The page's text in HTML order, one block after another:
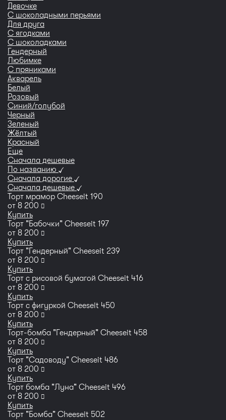
Девочке
С шоколадными перьями
Для друга
С ягодками
С шоколадками
Гендерный
Любимке
С пряниками
Акварель
Белый
Розовый
Синий/голубой
Черный
Зеленый
Жёлтый
Красный
Еще
Сначала дешевые
По названию
Сначала дорогие
Сначала дешевые
Торт мрамор Сheeseit 190
от 8 200 руб
Купить
Торт "Бабочки" Сheeseit 197
от 8 200 руб
Купить
Торт "Гендерный" Cheeseit 239
от 8 200 руб
Купить
Торт с рисовой бумагой Cheeseit 416
от 8 200 руб
Купить
Торт с фигуркой Cheeseit 450
от 8 200 руб
Купить
Торт-бомба "Гендерный" Cheeseit 458
от 8 200 руб
Купить
Торт "Садоводу" Cheeseit 486
от 8 200 руб
Купить
Торт бомба "Луна" Cheeseit 496
от 8 200 руб
Купить
Торт "Бомба" Cheeseit 502